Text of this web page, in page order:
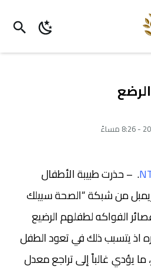
. – حذرت طبيبة الأطفال
من شبكة “الصحة سبيلك
الفواكه لطفلهم الرضيع
اذ يتسبب ذلك في تعود الطفل
ما يؤدي غالباً إلى تراجع معدل